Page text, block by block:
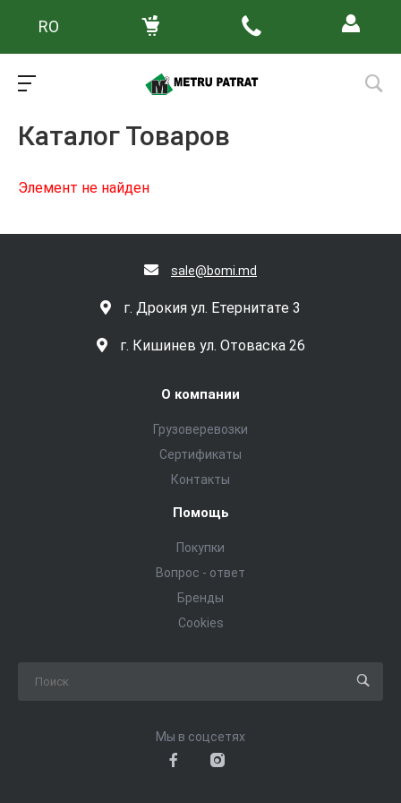
RO
Главная Каталог товаров
Каталог Товаров
Элемент не найден
sale@bomi.md
г. Дрокия ул. Етернитате 3
г. Кишинев ул. Отоваска 26
О компании
Грузоверевозки
Сертификаты
Контакты
Помощь
Покупки
Вопрос - ответ
Бренды
Cookies
Мы в соцсетях